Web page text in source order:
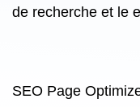
de recherche et le
SEO Page